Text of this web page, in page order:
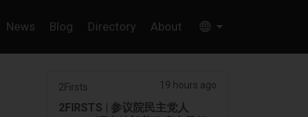
News Blog Directory About
2Firsts 19 hours ago
2FIRSTS | 参议院民主党人